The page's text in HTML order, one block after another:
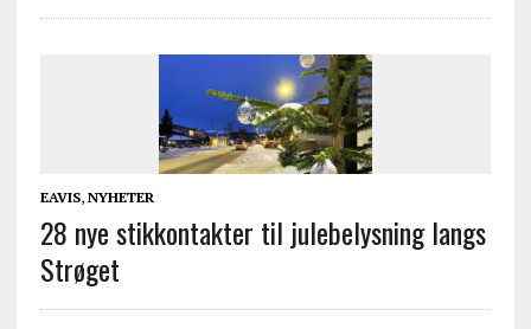
EAVIS, NYHETER
28 nye stikkontakter til julebelysning langs
Strøget